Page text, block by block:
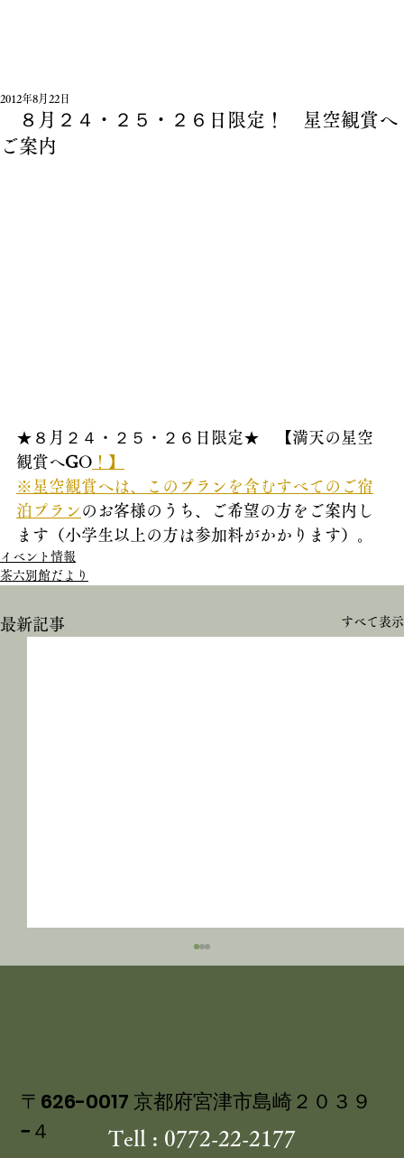
８月２４・２５・２６日限定！ 星空観賞へ
ご案内
2012年8月22日
★８月２４・２５・２６日限定★　【満天の星空
観賞へGO ！】
※星空観賞へは、このプランを含むすべてのご宿
泊プランのお客様のうち、ご希望の方をご案内し
ます（小学生以上の方は参加料がかかります）。
イベント情報
茶六別館だより
最新記事 すべて表示
〒626-0017 京都府宮津市島崎２０３９
−４
Tell : 0772-22-2177